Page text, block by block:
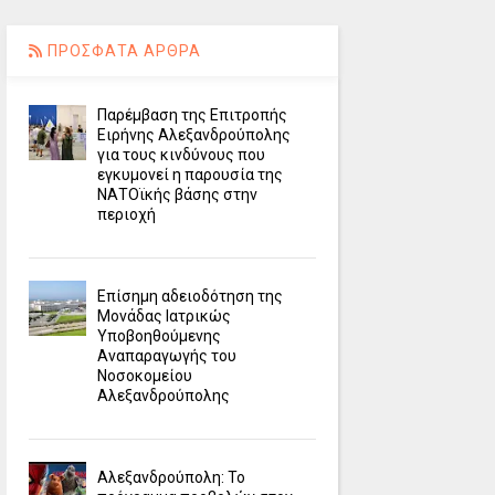
ΠΡΟΣΦΑΤΑ ΑΡΘΡΑ
Παρέμβαση της Επιτροπής
Ειρήνης Αλεξανδρούπολης
για τους κινδύνους που
εγκυμονεί η παρουσία της
ΝΑΤΟϊκής βάσης στην
περιοχή
Επίσημη αδειοδότηση της
Μονάδας Ιατρικώς
Υποβοηθούμενης
Αναπαραγωγής του
Νοσοκομείου
Αλεξανδρούπολης
Αλεξανδρούπολη: Το